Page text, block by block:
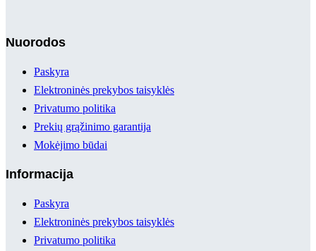
Nuorodos
Paskyra
Elektroninės prekybos taisyklės
Privatumo politika
Prekių grąžinimo garantija
Mokėjimo būdai
Informacija
Paskyra
Elektroninės prekybos taisyklės
Privatumo politika